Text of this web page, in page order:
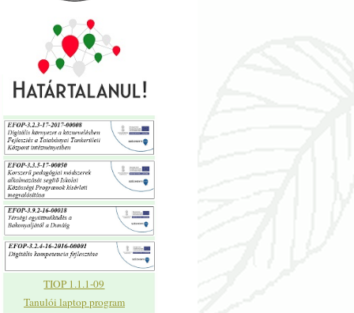
TIOP 1.1.1-09
Tanulói laptop program